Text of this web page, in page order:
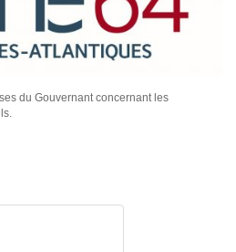
du Gouvernant concernant les